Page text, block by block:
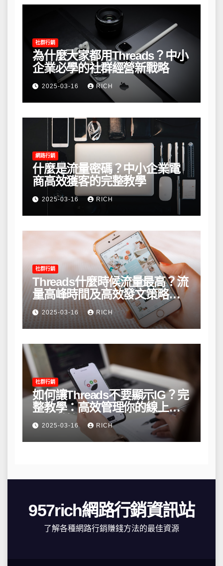
社群行銷
為什麼大家都用Threads？中小
企業必學的社群經營新戰略
2025-03-16 RICH
網路行銷
什麼是流量密碼？中小企業電
商高效獲客的完整教學
2025-03-16 RICH
社群行銷
Threads什麼時候流量最高？流
量高峰時間及高效發文策略攻
略2025-03-16 RICH
社群行銷
如何讓Threads不要顯示IG？完
整教學：高效管理你的線上隱
私與數據安全
2025-03-16 RICH
957rich網路行銷資訊站
了解各種網路行銷賺錢方法的最佳資源